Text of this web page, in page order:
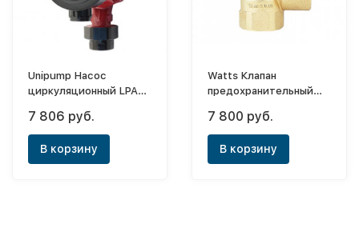
Unipump Насос
циркуляционный LPA
7 806 руб.
В корзину
Watts Клапан
предохранительный
SVH 30-1 1/4
7 800 руб.
В корзину